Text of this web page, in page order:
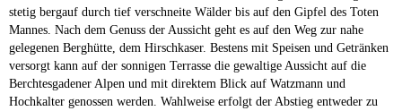
stetig bergauf durch tief verschneite Wälder bis auf den Gipfel des Toten
Mannes. Nach dem Genuss der Aussicht geht es auf den Weg zur nahe
gelegenen Berghütte, dem Hirschkaser. Bestens mit Speisen und Getränken
versorgt kann auf der sonnigen Terrasse die gewaltige Aussicht auf die
Berchtesgadener Alpen und mit direktem Blick auf Watzmann und
Hochkalter genossen werden. Wahlweise erfolgt der Abstieg entweder zu